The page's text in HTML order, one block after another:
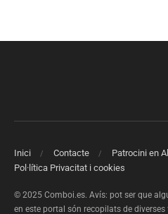
Inici Contacte
Patrocini en
Pol·lítica Privacitat i cookies
© 2025 Comboi.es. Avís: pot ser que
en este portal són recopilats de